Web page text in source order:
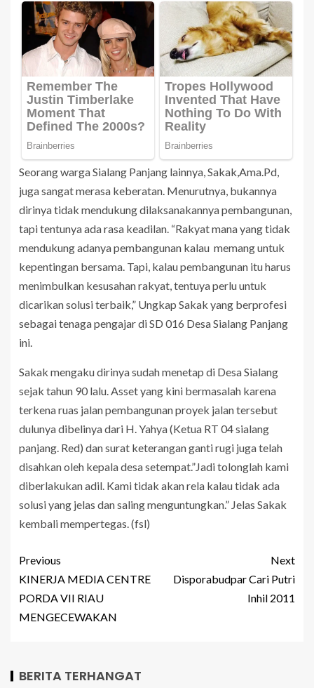
Seorang warga Sialang Panjang lainnya, Sakak,Ama.Pd,
juga sangat merasa keberatan. Menurutnya, bukannya
dirinya tidak mendukung dilaksanakannya pembangunan,
tapi tentunya ada rasa keadilan. “Rakyat mana yang tidak
mendukung adanya pembangunan kalau memang untuk
kepentingan bersama. Tapi, kalau pembangunan itu harus
menimbulkan kesusahan rakyat, tentuya perlu untuk
dicarikan solusi terbaik,” Ungkap Sakak yang berprofesi
sebagai tenaga pengajar di SD 016 Desa Sialang Panjang
ini.
Sakak mengaku dirinya sudah menetap di Desa Sialang
sejak tahun 90 lalu. Asset yang kini bermasalah karena
terkena ruas jalan pembangunan proyek jalan tersebut
dulunya dibelinya dari H. Yahya (Ketua RT 04 sialang
panjang. Red) dan surat keterangan ganti rugi juga telah
disahkan oleh kepala desa setempat.”Jadi tolonglah kami
diberlakukan adil. Kami tidak akan rela kalau tidak ada
solusi yang jelas dan saling menguntungkan.” Jelas Sakak
kembali mempertegas. (fsl)
Previous
KINERJA MEDIA CENTRE
PORDA VII RIAU
MENGECEWAKAN
Next
Disporabudpar Cari Putri
Inhil 2011
BERITA TERHANGAT